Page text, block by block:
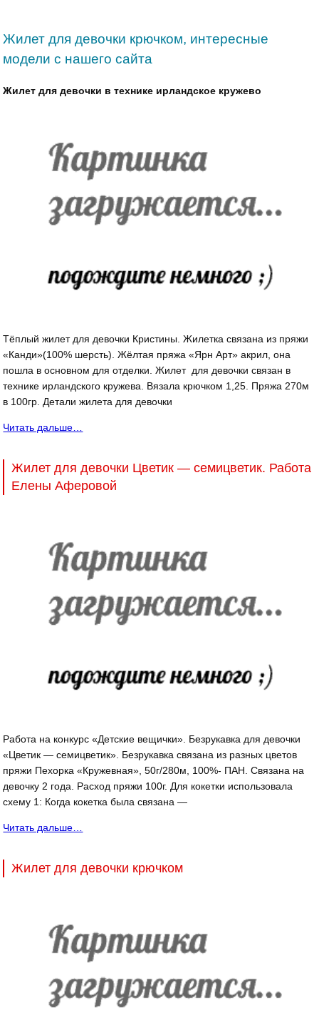
Жилет для девочки крючком, интересные
модели с нашего сайта
Жилет для девочки в технике ирландское кружево
Тёплый жилет для девочки Кристины. Жилетка связана из пряжи
«Канди»(100% шерсть). Жёлтая пряжа «Ярн Арт» акрил, она
пошла в основном для отделки. Жилет для девочки связан в
технике ирландского кружева. Вязала крючком 1,25. Пряжа 270м
в 100гр. Детали жилета для девочки
Читать дальше…
Жилет для девочки Цветик — семицветик. Работа
Елены Аферовой
Работа на конкурс «Детские вещички». Безрукавка для девочки
«Цветик — семицветик». Безрукавка связана из разных цветов
пряжи Пехорка «Кружевная», 50г/280м, 100%- ПАН. Связана на
девочку 2 года. Расход пряжи 100г. Для кокетки использовала
схему 1: Когда кокетка была связана —
Читать дальше…
Жилет для девочки крючком